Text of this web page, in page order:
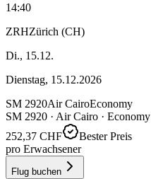
14:40
ZRHZürich (CH)
Di., 15.12.
Dienstag, 15.12.2026
SM 2920Air CairoEconomy
SM 2920 · Air Cairo · Economy
252,37 CHF
Bester Preis
pro Erwachsener
Flug buchen